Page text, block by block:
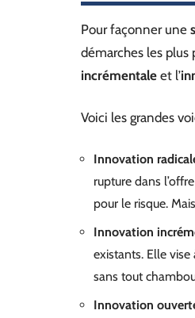
Pour façonner une
démarches les plus
incrémentale et l’
Voici les grandes
Innovation
rupture dans
pour le risque.
Innovation
existants. Elle
sans tout
Innovation